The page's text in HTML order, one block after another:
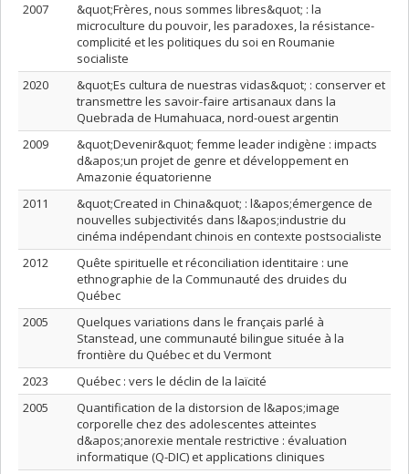
2007
&quot;Frères, nous sommes libres&quot; : la
microculture du pouvoir, les paradoxes, la résistance-
complicité et les politiques du soi en Roumanie
socialiste
2020
&quot;Es cultura de nuestras vidas&quot; : conserver et
transmettre les savoir-faire artisanaux dans la
Quebrada de Humahuaca, nord-ouest argentin
2009
&quot;Devenir&quot; femme leader indigène : impacts
d&apos;un projet de genre et développement en
Amazonie équatorienne
2011
&quot;Created in China&quot; : l&apos;émergence de
nouvelles subjectivités dans l&apos;industrie du
cinéma indépendant chinois en contexte postsocialiste
2012
Quête spirituelle et réconciliation identitaire : une
ethnographie de la Communauté des druides du
Québec
2005
Quelques variations dans le français parlé à
Stanstead, une communauté bilingue située à la
frontière du Québec et du Vermont
2023
Québec : vers le déclin de la laïcité
2005
Quantification de la distorsion de l&apos;image
corporelle chez des adolescentes atteintes
d&apos;anorexie mentale restrictive : évaluation
informatique (Q-DIC) et applications cliniques